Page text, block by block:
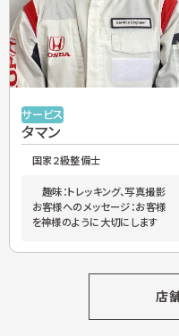
サービス
タマン
国家２級整備士
趣味：トレッキング、写真撮影
お客様へのメッセージ：お客様
を神様のように大切にします
店